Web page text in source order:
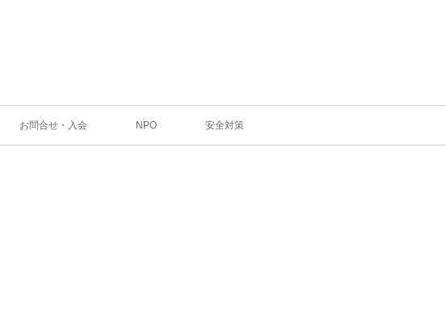
お問合せ・入会 NPO 安全対策